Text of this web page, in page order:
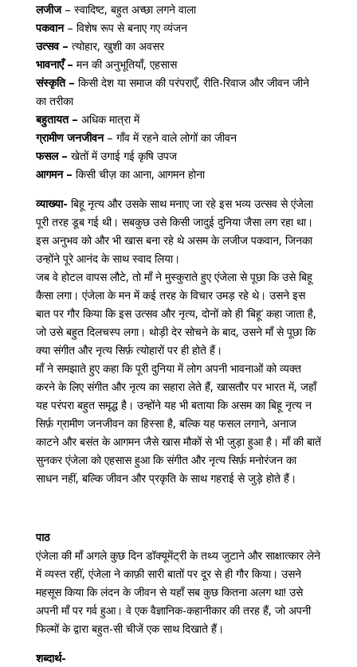
लजीज– स्वादिष्ट, बहुत अच्छा लगने वाला
पकवान– विशेष रूप से बनाए गए व्यंजन
उत्सव – त्योहार, खुशी का अवसर
भावनाएँ – मन की अनुभूतियाँ, एहसास
संस्कृति – किसी देश या समाज की परंपराएँ, रीति-रिवाज और जीवन जीने
का तरीका
बहुतायत – अधिक मात्रा में
ग्रामीण जनजीवन– गाँव में रहने वाले लोगों का जीवन
फसल – खेतों में उगाई गई कृषि उपज
आगमन – किसी चीज़ का आना, आगमन होना
व्याख्या- बिहू नृत्य और उसके साथ मनाए जा रहे इस भव्य उत्सव से एंजेला
पूरी तरह डूब गई थी। सबकुछ उसे किसी जादुई दुनिया जैसा लग रहा था।
इस अनुभव को और भी खास बना रहे थे असम के लजीज पकवान, जिनका
उन्होंने पूरे आनंद के साथ स्वाद लिया।
जब वे होटल वापस लौटे, तो माँ ने मुस्कुराते हुए एंजेला से पूछा कि उसे बिहू
कैसा लगा। एंजेला के मन में कई तरह के विचार उमड़ रहे थे। उसने इस
बात पर गौर किया कि इस उत्सव और नृत्य, दोनों को ही ‘बिहू’ कहा जाता है,
जो उसे बहुत दिलचस्प लगा। थोड़ी देर सोचने के बाद, उसने माँ से पूछा कि
क्या संगीत और नृत्य सिर्फ़ त्योहारों पर ही होते हैं।
माँ ने समझाते हुए कहा कि पूरी दुनिया में लोग अपनी भावनाओं को व्यक्त
करने के लिए संगीत और नृत्य का सहारा लेते हैं, खासतौर पर भारत में, जहाँ
यह परंपरा बहुत समृद्ध है। उन्होंने यह भी बताया कि असम का बिहू नृत्य न
सिर्फ़ ग्रामीण जनजीवन का हिस्सा है, बल्कि यह फसल लगाने, अनाज
काटने और बसंत के आगमन जैसे खास मौकों से भी जुड़ा हुआ है। माँ की बातें
सुनकर एंजेला को एहसास हुआ कि संगीत और नृत्य सिर्फ़ मनोरंजन का
साधन नहीं, बल्कि जीवन और प्रकृति के साथ गहराई से जुड़े होते हैं।
पाठ
एंजेला की माँ अगले कुछ दिन डॉक्यूमेंट्री के तथ्य जुटाने और साक्षात्कार लेने
में व्यस्त रहीं, एंजेला ने काफ़ी सारी बातों पर दूर से ही गौर किया। उसने
महसूस किया कि लंदन के जीवन से यहाँ सब कुछ कितना अलग था! उसे
अपनी माँ पर गर्व हुआ। वे एक वैज्ञानिक-कहानीकार की तरह हैं, जो अपनी
फिल्मों के द्वारा बहुत-सी चीजें एक साथ दिखाते हैं।
शब्दार्थ-